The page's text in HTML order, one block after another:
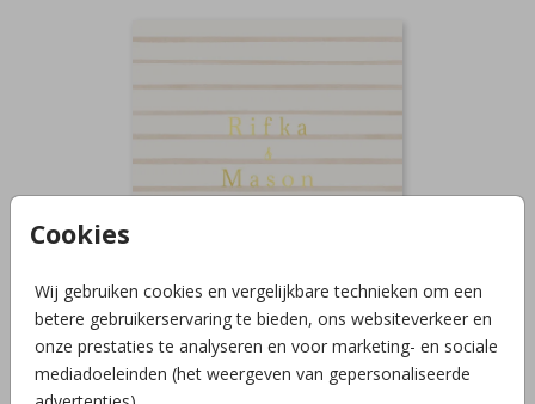
Cookies
Wij gebruiken cookies en vergelijkbare technieken om een
betere gebruikerservaring te bieden, ons websiteverkeer en
onze prestaties te analyseren en voor marketing- en sociale
mediadoeleinden (het weergeven van gepersonaliseerde